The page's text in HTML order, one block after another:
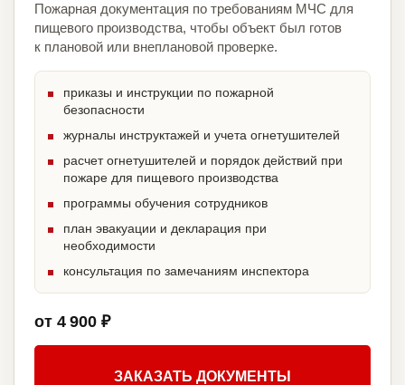
Пожарная документация по требованиям МЧС для
пищевого производства, чтобы объект был готов
к плановой или внеплановой проверке.
приказы и инструкции по пожарной
безопасности
журналы инструктажей и учета огнетушителей
расчет огнетушителей и порядок действий при
пожаре для пищевого производства
программы обучения сотрудников
план эвакуации и декларация при
необходимости
консультация по замечаниям инспектора
от 4 900 ₽
ЗАКАЗАТЬ ДОКУМЕНТЫ